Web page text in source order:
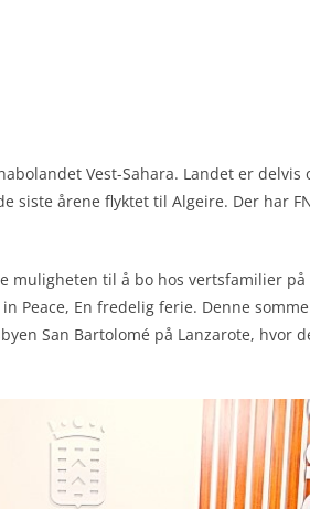
Vest-Sahara. Landet er delvis
siste årene flyktet til Algeire. Der har
muligheten til å bo hos vertsfamilier på
Peace, En fredelig ferie. Denne
San Bartolomé på Lanzarote, hvor